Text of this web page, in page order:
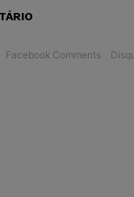
Facebook Comments